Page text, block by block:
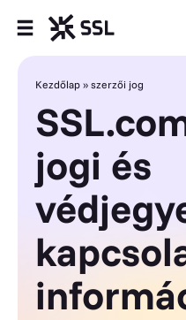
Termékek
Iparágak
Partnerek
Rólunk
Támogatás
Kezdőlap » szerzői jog
jogi és